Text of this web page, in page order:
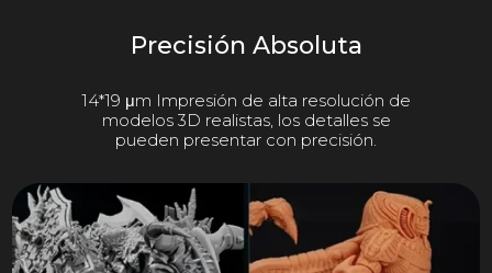
Precisión Absoluta
14*19 μm Impresión de alta resolución de
modelos 3D realistas, los detalles se
pueden presentar con precisión.